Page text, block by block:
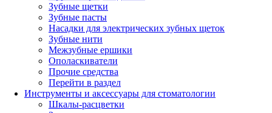
Зубные щетки
Зубные пасты
Насадки для электрических зубных щеток
Зубные нити
Межзубные ершики
Ополаскиватели
Прочие средства
Перейти в раздел
Инструменты и аксессуары для стоматологии
Шкалы-расцветки